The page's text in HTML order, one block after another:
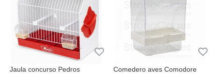
Jaula concurso Pedros Comedero aves Comodore